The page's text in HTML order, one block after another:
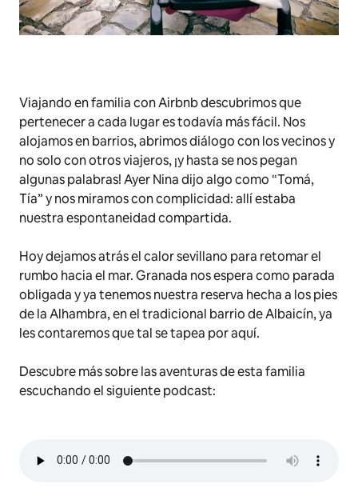
Viajando en familia con Airbnb descubrimos que
pertenecer a cada lugar es todavía más fácil. Nos
alojamos en barrios, abrimos diálogo con los vecinos y
no solo con otros viajeros, ¡y hasta se nos pegan
algunas palabras! Ayer Nina dijo algo como “Tomá,
Tía” y nos miramos con complicidad: allí estaba
nuestra espontaneidad compartida.
Hoy dejamos atrás el calor sevillano para retomar el
rumbo hacia el mar. Granada nos espera como parada
obligada y ya tenemos nuestra reserva hecha a los pies
de la Alhambra, en el tradicional barrio de Albaicín, ya
les contaremos que tal se tapea por aquí.
Descubre más sobre las aventuras de esta familia
escuchando el siguiente podcast: